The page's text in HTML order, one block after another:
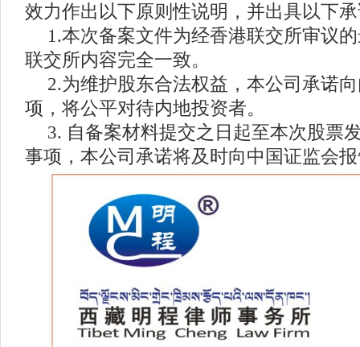
效力作出以下原则性说明，并出具以下
1.本次备案文件为经香港联交所审议
联交所内容完全一致。
2.为维护股东合法权益，本公司承诺
项，将公平对待内地投资者。
3. 自备案材料提交之日起至本次股票
事项，本公司承诺将及时向中国证监会